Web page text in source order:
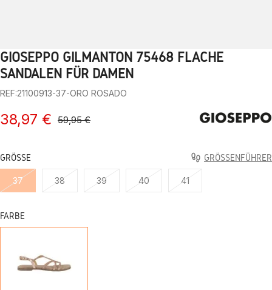
1 2 3 4 5 6 7 8 9
GIOSEPPO GILMANTON 75468 FLACHE
SANDALEN FÜR DAMEN
REF:21100913-37-ORO ROSADO
38,97 € 59,95 €
GRÖSSE GRÖSSENFÜHRER
37 38 39 40 41
FARBE